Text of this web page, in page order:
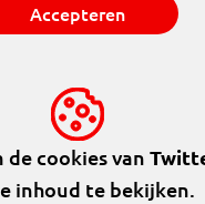
Accepteren
cookies van
inhoud te bekijken.